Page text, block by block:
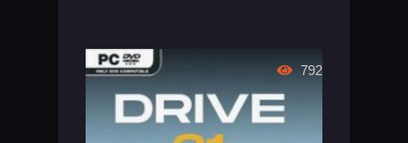
792